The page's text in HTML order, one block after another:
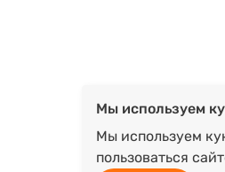
Мы используем
Мы используем
пользоваться